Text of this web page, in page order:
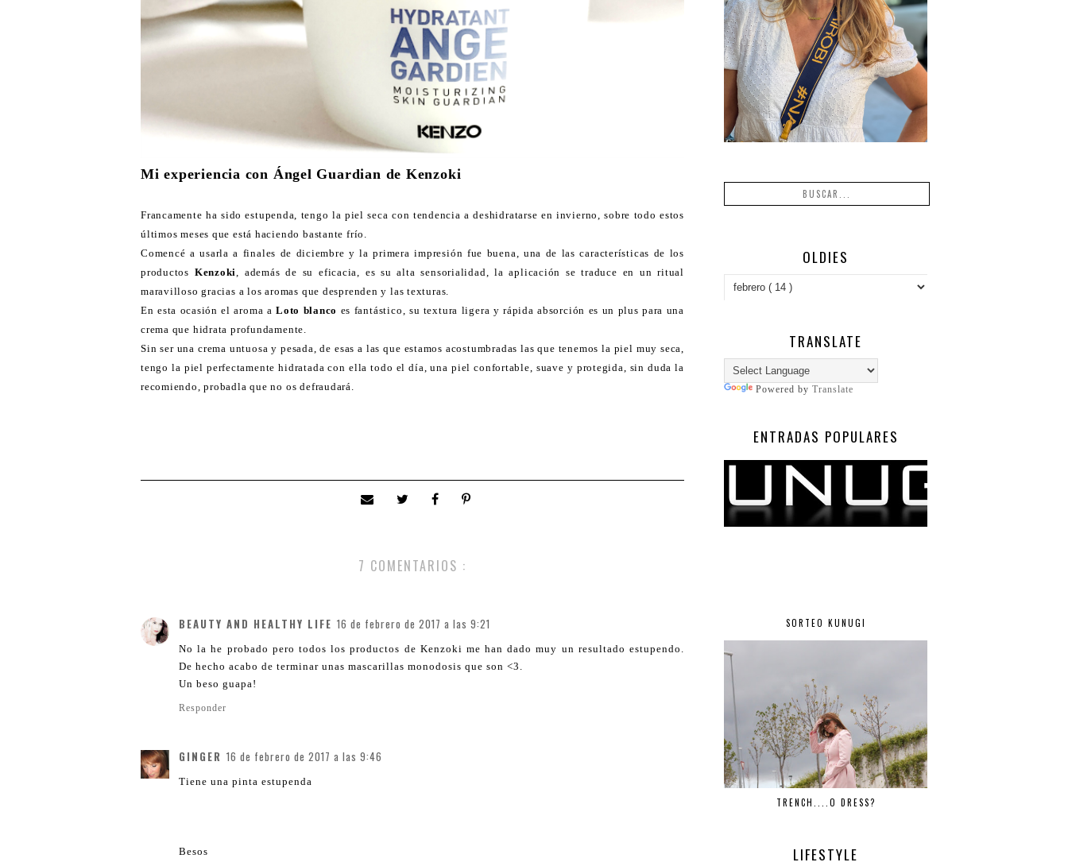
Mi experiencia con Ángel Guardian de Kenzoki
Francamente ha sido estupenda, tengo la piel seca con tendencia a deshidratarse en invierno, sobre todo estos
últimos meses que está haciendo bastante frío.
Comencé a usarla a finales de diciembre y la primera impresión fue buena, una de las características de los
productos Kenzoki, además de su eficacia, es su alta sensorialidad, la aplicación se traduce en un ritual
maravilloso gracias a los aromas que desprenden y las texturas.
En esta ocasión el aroma aLoto blanco es fantástico, su textura ligera y rápida absorción es un plus para una
crema que hidrata profundamente.
Sin ser una crema untuosa y pesada, de esas a las que estamos acostumbradas las que tenemos la piel muy seca,
tengo la piel perfectamente hidratada con ella todo el día, una piel confortable, suave y protegida, sin duda la
recomiendo, probadla que no os defraudará.
7 COMENTARIOS :
BEAUTY AND HEALTHY LIFE 16 de febrero de 2017 a las 9:21
No la he probado pero todos los productos de Kenzoki me han dado muy un resultado estupendo.
De hecho acabo de terminar unas mascarillas monodosis que son <3.
Un beso guapa!
Responder
GINGER 16 de febrero de 2017 a las 9:46
Tiene una pinta estupenda
Besos
OLDIES
TRANSLATE
Powered by Translate
ENTRADAS POPULARES
SORTEO KUNUGI
TRENCH....O DRESS?
LIFESTYLE